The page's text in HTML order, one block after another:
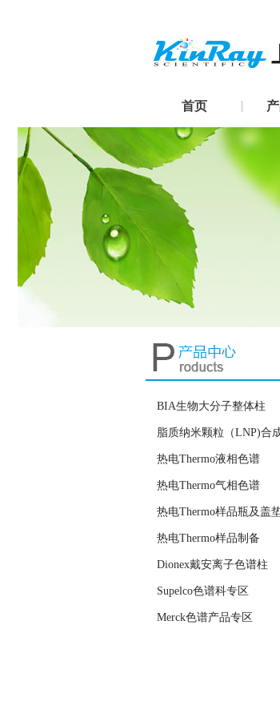
首页
BIA生物大分子整体柱
脂质纳米颗粒（LNP)合
热电Thermo液相色谱
热电Thermo气相色谱
热电Thermo样品瓶及盖
热电Thermo样品制备
Dionex戴安离子色谱柱
Supelco色谱科专区
Merck色谱产品专区